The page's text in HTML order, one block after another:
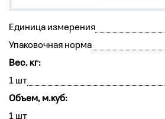
Единица измерения
Упаковочная норма
Вес, кг:
1 шт
Объем, м.куб:
1 шт